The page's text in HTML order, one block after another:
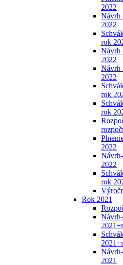
2022
Návrh
2022
rok
Návrh
2022
Návrh
2022
rok
rok
2022
2022
rok
Rok 2021
2021